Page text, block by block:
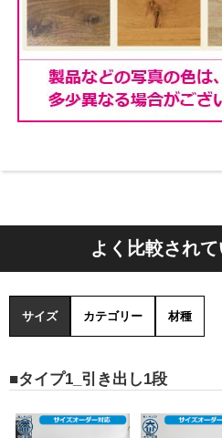
巾木を避ける為、天板を少し
き間なく設置できます。
背面も同じ素材を使うことで
す。
スッキリとしていて見た目に
よく比較され
サイズ カテゴリー 材種
■タイプ1_引き出し1段